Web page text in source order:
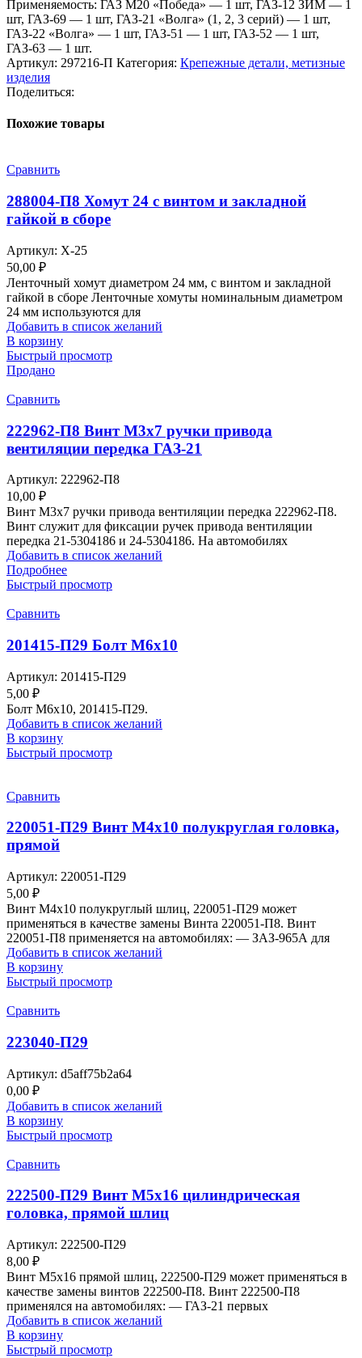
Применяемость: ГАЗ М20 «Победа» — 1 шт, ГАЗ-12 ЗИМ — 1
шт, ГАЗ-69 — 1 шт, ГАЗ-21 «Волга» (1, 2, 3 серий) — 1 шт,
ГАЗ-22 «Волга» — 1 шт, ГАЗ-51 — 1 шт, ГАЗ-52 — 1 шт,
ГАЗ-63 — 1 шт.
Артикул: 297216-П Категория: Крепежные детали, метизные
изделия
Поделиться:
Похожие товары
Сравнить
288004-П8 Хомут 24 с винтом и закладной
гайкой в сборе
Артикул: Х-25
50,00 ₽
Ленточный хомут диаметром 24 мм, с винтом и закладной
гайкой в сборе Ленточные хомуты номинальным диаметром
24 мм используются для
Добавить в список желаний
В корзину
Быстрый просмотр
Продано
Сравнить
222962-П8 Винт М3х7 ручки привода
вентиляции передка ГАЗ-21
Артикул: 222962-П8
10,00 ₽
Винт М3х7 ручки привода вентиляции передка 222962-П8.
Винт служит для фиксации ручек привода вентиляции
передка 21-5304186 и 24-5304186. На автомобилях
Добавить в список желаний
Подробнее
Быстрый просмотр
Сравнить
201415-П29 Болт М6х10
Артикул: 201415-П29
5,00 ₽
Болт М6х10, 201415-П29.
Добавить в список желаний
В корзину
Быстрый просмотр
Сравнить
220051-П29 Винт М4х10 полукруглая головка,
прямой
Артикул: 220051-П29
5,00 ₽
Винт М4х10 полукруглый шлиц, 220051-П29 может
применяться в качестве замены Винта 220051-П8. Винт
220051-П8 применяется на автомобилях: — ЗАЗ-965А для
Добавить в список желаний
В корзину
Быстрый просмотр
Сравнить
223040-П29
Артикул: d5aff75b2a64
0,00 ₽
Добавить в список желаний
В корзину
Быстрый просмотр
Сравнить
222500-П29 Винт М5х16 цилиндрическая
головка, прямой шлиц
Артикул: 222500-П29
8,00 ₽
Винт М5х16 прямой шлиц, 222500-П29 может применяться в
качестве замены винтов 222500-П8. Винт 222500-П8
применялся на автомобилях: — ГАЗ-21 первых
Добавить в список желаний
В корзину
Быстрый просмотр